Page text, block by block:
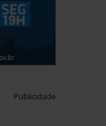
Publicidade